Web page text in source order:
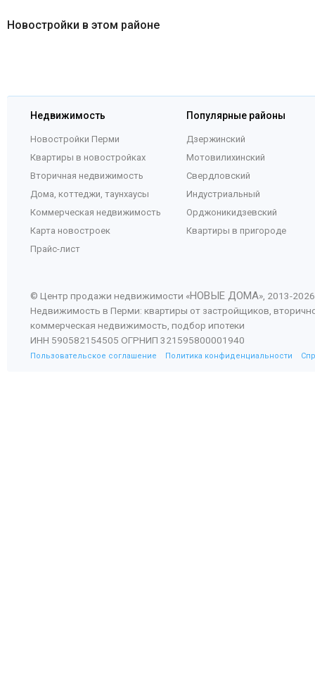
Новостройки в этом районе
Недвижимость
Новостройки Перми
Квартиры в новостройках
Вторичная недвижимость
Дома, коттеджи, таунхаусы
Коммерческая недвижимость
Карта новостроек
Прайс-лист
Популярные районы
Дзержинский
Мотовилихинский
Свердловский
Индустриальный
Орджоникидзевский
Квартиры в пригороде
© Центр продажи недвижимости «НОВЫЕ ДОМА», 2013-2026
Недвижимость в Перми: квартиры от застройщиков,
коммерческая недвижимость, подбор ипотеки
ИНН 590582154505 ОГРНИП 321595800001940
Пользовательское соглашение Политика конфиденциальности